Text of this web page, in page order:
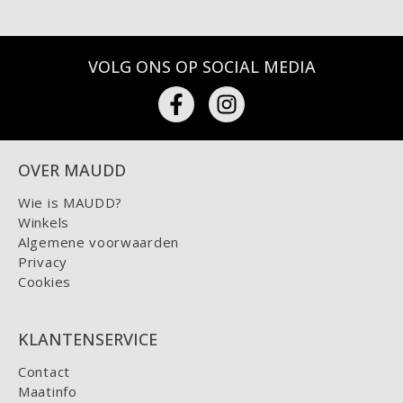
VOLG ONS OP SOCIAL MEDIA
OVER MAUDD
Wie is MAUDD?
Winkels
Algemene voorwaarden
Privacy
Cookies
KLANTENSERVICE
Contact
Maatinfo